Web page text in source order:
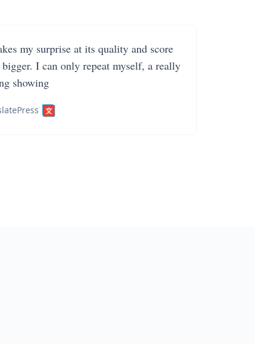
my surprise at its quality and score
bigger. I can only repeat myself, a really
showing.